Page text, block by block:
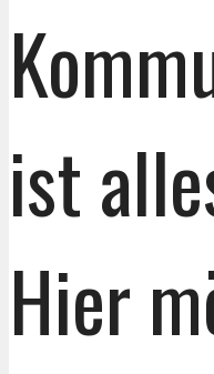
ist
Hier